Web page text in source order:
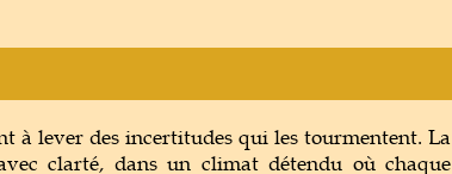
à lever des incertitudes qui les tourmentent. La
clarté, dans un climat détendu où chaque